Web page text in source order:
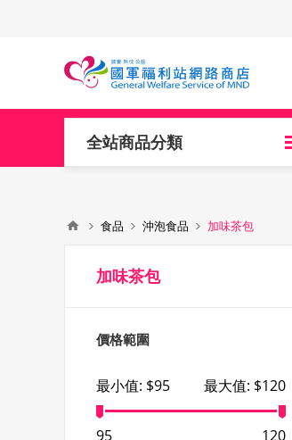
全站商品分類
食品 沖泡食品 加味茶包
加味茶包
價格範圍
最小值: $95 最大值: $120
95 120